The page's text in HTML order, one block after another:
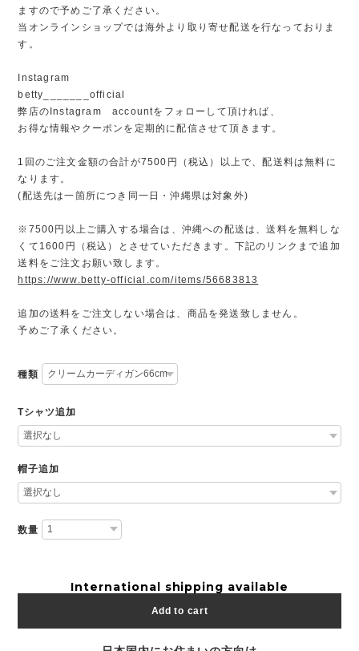
ますので予めご了承ください。
当オンラインショップでは海外より取り寄せ配送を行なっておりま
す。
Instagram
betty_______official
弊店のInstagram accountをフォローして頂ければ、
お得な情報やクーポンを定期的に配信させて頂きます。
1回のご注文金額の合計が7500円（税込）以上で、配送料は無料に
なります。
(配送先は一箇所につき同一日・沖縄県は対象外)
※7500円以上ご購入する場合は、沖縄への配送は、送料を無料しな
くて1600円（税込）とさせていただきます。下記のリンクまで追加
送料をご注文お願い致します。
https://www.betty-official.com/items/56683813
追加の送料をご注文しない場合は、商品を発送致しません。
予めご了承ください。
種類
Tシャツ追加
帽子追加
数量
International shipping available
Add to cart